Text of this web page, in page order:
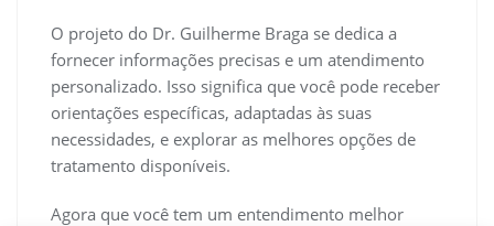
O projeto do Dr. Guilherme Braga se dedica a
fornecer informações precisas e um atendimento
personalizado. Isso significa que você pode receber
orientações específicas, adaptadas às suas
necessidades, e explorar as melhores opções de
tratamento disponíveis.
Agora que você tem um entendimento melhor